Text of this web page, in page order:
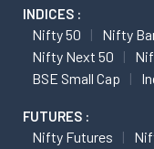
INDICES :
Nifty 50 Nifty
Nifty Next 50
BSE Small Cap
FUTURES :
Nifty Futures